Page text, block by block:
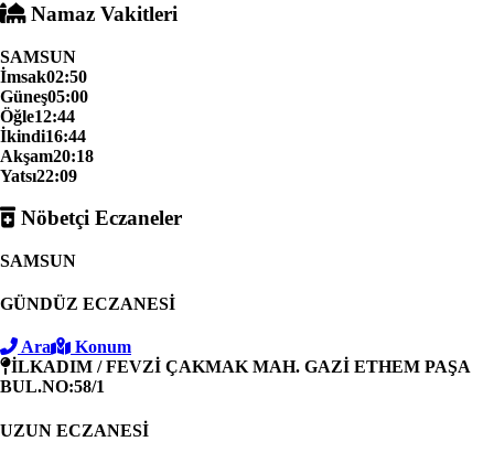
Namaz Vakitleri
SAMSUN
İmsak02:50
Güneş05:00
Öğle12:44
İkindi16:44
Akşam20:18
Yatsı22:09
Nöbetçi Eczaneler
SAMSUN
GÜNDÜZ ECZANESİ
Ara
Konum
İLKADIM / FEVZİ ÇAKMAK MAH. GAZİ ETHEM PAŞA
BUL.NO:58/1
UZUN ECZANESİ